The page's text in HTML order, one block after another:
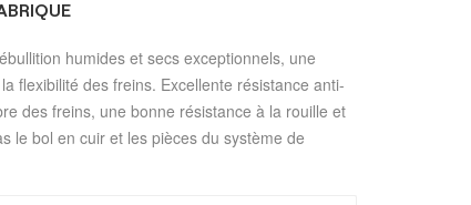
humides et secs exceptionnels, une
flexibilité des freins. Excellente résistance anti-
des freins, une bonne résistance à la rouille et
le bol en cuir et les pièces du système de